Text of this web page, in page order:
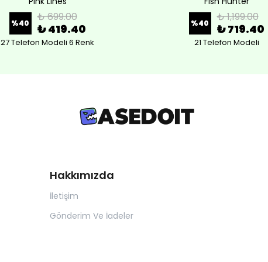
%40 ₺ 699.00
₺ 419.40
27 Telefon Modeli 6 Renk
%40 ₺ 1,199.00
₺ 719.40
21 Telefon Modeli
Hakkımızda
İletişim
Gönderim Ve İadeler